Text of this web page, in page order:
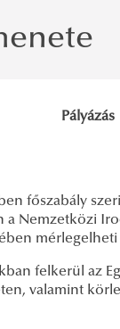
Pályázás
főszabály
Nemzetközi
mérlegelheti
felkerül az
valamint